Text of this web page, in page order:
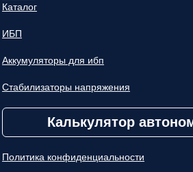
Каталог
ИБП
Аккумуляторы для ибп
Стабилизаторы напряжения
Калькулятор
Политика конфиденциальности